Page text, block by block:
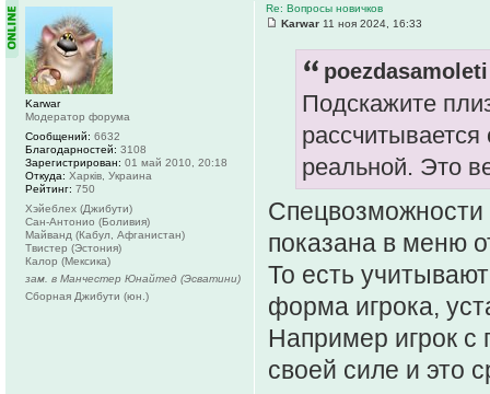
Re: Вопросы новичков
Karwar 11 ноя 2024, 16:33
Подскажите
реальной. Это
Спецвозможности
показана в меню
То есть
форма игрока,
Например игрок с
своей силе и это
Karwar
Модератор форума
Сообщений: 6632
Благодарностей: 3108
Зарегистрирован: 01 май 2010, 20:18
Откуда: Харків, Украина
Рейтинг: 750
Хэйеблех (Джибути)
Сан-Антонио (Боливия)
Майванд (Кабул, Афганистан)
Твистер (Эстония)
Калор (Мексика)
зам. в Манчестер Юнайтед (Эсватини)
Сборная Джибути (юн.)